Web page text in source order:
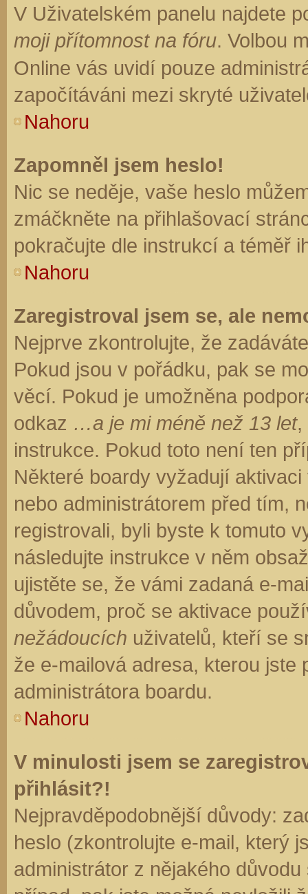
V Uživatelském panelu najdete
moji přítomnost na fóru. Volbou
Online vás uvidí pouze
započítáváni mezi skryté
Nahoru
Zapomněl jsem heslo!
Nic se neděje, vaše heslo
zmáčkněte na přihlašovací
pokračujte dle instrukcí a téměř
Nahoru
Zaregistroval jsem se, ale
Nejprve zkontrolujte, že
Pokud jsou v pořádku, pak se
věcí. Pokud je umožněna
odkaz …a je mi méně než 13 let,
instrukce. Pokud toto není ten
Některé boardy vyžadují
nebo administrátorem před tím,
registrovali, byli byste k tomuto
následujte instrukce v něm
ujistěte se, že vámi zadaná e-
důvodem, proč se aktivace
nežádoucích uživatelů, kteří se
že e-mailová adresa, kterou jste
administrátora boardu.
Nahoru
V minulosti jsem se
přihlásit?!
Nejpravděpodobnější důvody:
heslo (zkontrolujte e-mail, který
administrátor z nějakého